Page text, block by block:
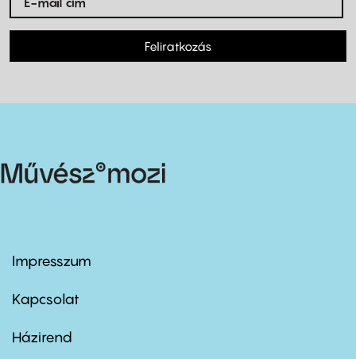
Feliratkozás
Footer
first
Impresszum
Kapcsolat
Footer
Házirend